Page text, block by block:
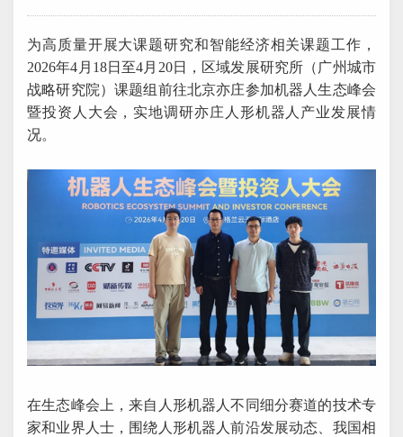
为高质量开展大课题研究和智能经济相关课题工作，
2026年4月18日至4月20日，区域发展研究所（广州城市
战略研究院）课题组前往北京亦庄参加机器人生态峰会
暨投资人大会，实地调研亦庄人形机器人产业发展情
况。
在生态峰会上，来自人形机器人不同细分赛道的技术专
家和业界人士，围绕人形机器人前沿发展动态、我国相